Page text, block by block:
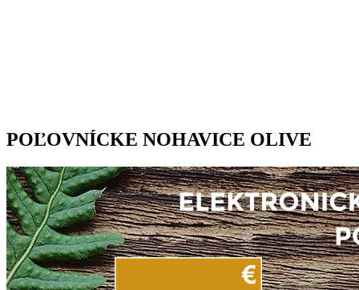
POĽOVNÍCKE NOHAVICE OLIVE